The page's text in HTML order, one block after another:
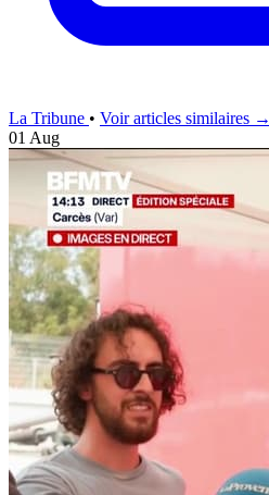
La Tribune • Voir articles similaires →
01 Aug